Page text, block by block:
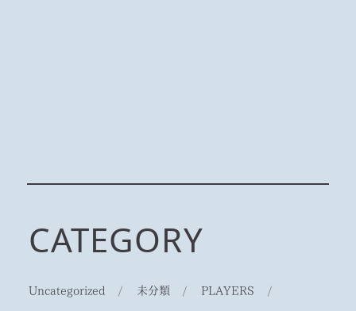
CATEGORY
Uncategorized / 未分類 / PLAYERS /